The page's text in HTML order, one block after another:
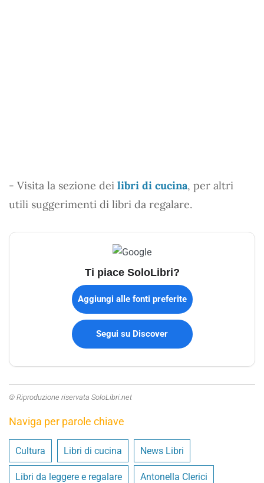
- Visita la sezione dei libri di cucina, per altri
utili suggerimenti di libri da regalare.
Ti piace SoloLibri?
Aggiungi alle fonti preferite
Segui su Discover
© Riproduzione riservata SoloLibri.net
Naviga per parole chiave
Cultura Libri di cucina News Libri
Libri da leggere e regalare Antonella Clerici